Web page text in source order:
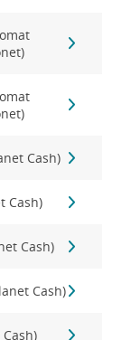
Cash)
Cash)
Cash)
Cash)